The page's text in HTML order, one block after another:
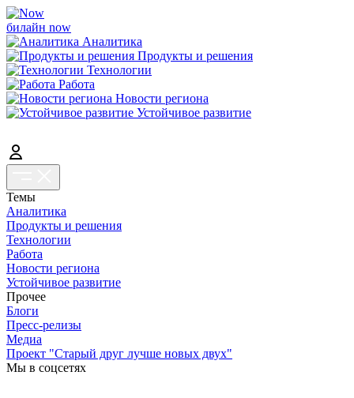
билайн now
Аналитика
Продукты и решения
Технологии
Работа
Новости региона
Устойчивое развитие
Темы
Аналитика
Продукты и решения
Технологии
Работа
Новости региона
Устойчивое развитие
Прочее
Блоги
Пресс-релизы
Медиа
Проект "Старый друг лучше новых двух"
Мы в соцсетях